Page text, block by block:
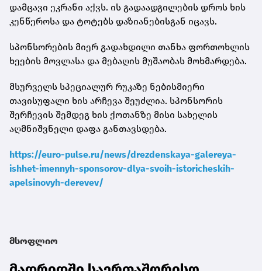
დამცავი ეკრანი აქვს. ის გადაადგილების დროს ხის
კენწეროსა და ტოტებს დაზიანებისგან იცავს.
სპონსორების მიერ გადახდილი თანხა ფორთოხლის
ხეების მოვლასა და მებაღის მუშაობას მოხმარდება.
მსურველს სპეციალურ რუკაზე ნებისმიერი
თავისუფალი ხის არჩევა შეუძლია. სპონსორის
შერჩევის შემდეგ ხის ქოთანზე მისი სახელის
აღმნიშვნელი დაფა განთავსდება.
https://euro-pulse.ru/news/drezdenskaya-galereya-
ishhet-imennyh-sponsorov-dlya-svoih-istoricheskih-
apelsinovyh-derevev/
მსოფლიო